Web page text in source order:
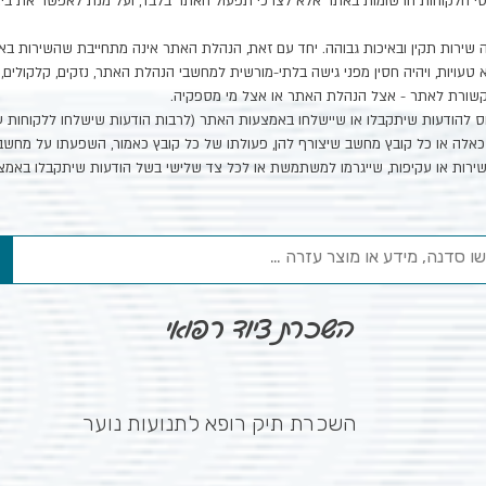
תקין ובאיכות גבוהה. יחד עם זאת, הנהלת האתר אינה מתחייבת שהשירות
ויהיה חסין מפני גישה בלתי-מורשית למחשבי הנהלת האתר, נזקים,
לאתר - אצל הנהלת האתר או אצל מי מספקיה.
להודעות שיתקבלו או שיישלחו באמצעות האתר (לרבות הודעות שישלחו
כאלה או כל קובץ מחשב שיצורף להן, פעולתו של כל קובץ כאמור, השפעתו על
ישירות או עקיפות, שייגרמו למשתמשת או לכל צד שלישי בשל הודעות שיתקבלו
השכרת ציוד רפואי
השכרת תיק רופא לתנועות נוער